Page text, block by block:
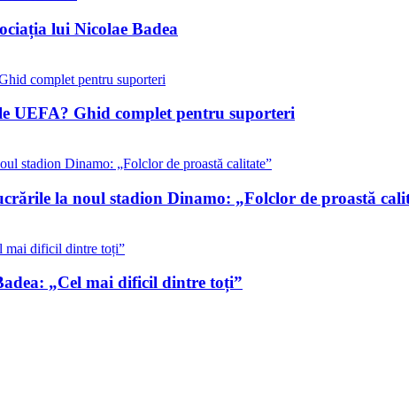
lui Nicolae Badea
UEFA? Ghid complet pentru suporteri
la noul stadion Dinamo: „Folclor de proastă
„Cel mai dificil dintre toți”